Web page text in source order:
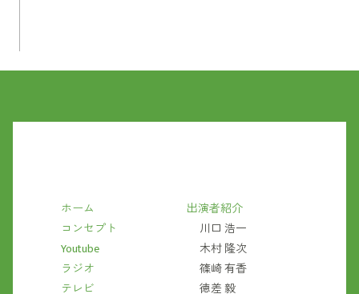
ホーム
コンセプト
Youtube
ラジオ
テレビ
出演者紹介
川口 浩一
木村 隆次
篠崎 有香
徳差 毅